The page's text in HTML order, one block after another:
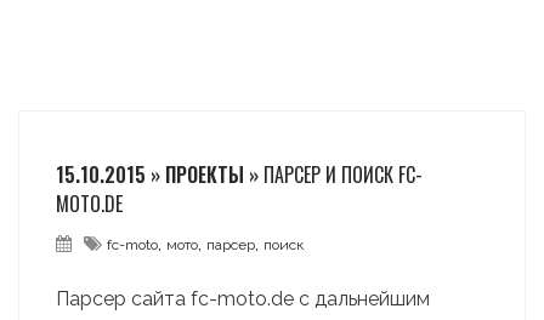
15.10.2015 » ПРОЕКТЫ » ПАРСЕР И ПОИСК FC-
MOTO.DE
fc-moto, мото, парсер, поиск
Парсер сайта fc-moto.de с дальнейшим